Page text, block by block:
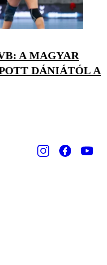
A MAGYAR
DÁNIÁTÓL A